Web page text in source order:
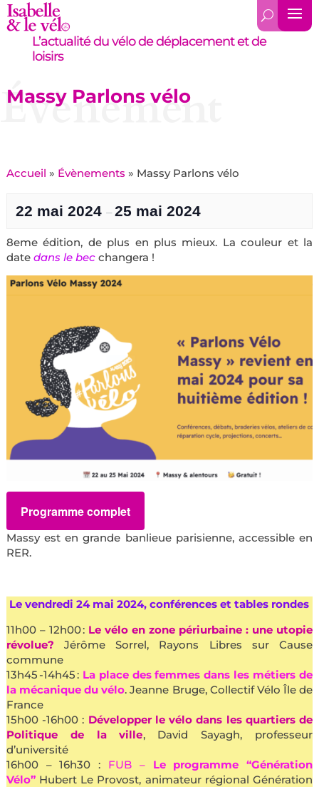
L’actualité du vélo de déplacement et de
loisirs
Massy Parlons vélo
Évènement
Accueil » Évènements » Massy Parlons vélo
22 mai 2024 – 25 mai 2024
8eme édition, de plus en plus mieux. La couleur et la
date dans le becchangera !
Programme complet
Massy est en grande banlieue parisienne, accessible en
RER.
Le vendredi 24 mai 2024, conférences et tables rondes
11h00 – 12h00 : Le vélo en zone périurbaine : une utopie
révolue? Jérôme Sorrel, Rayons Libres sur Cause
commune
13h45 -14h45 : La place des femmes dans les métiers de
la mécanique du vélo. Jeanne Bruge, Collectif Vélo Île de
France
15h00 -16h00 : Développer le vélo dans les quartiers de
Politique de la ville, David Sayagh, professeur
d’université
16h00 – 16h30 : FUB – Le programme “Génération
Vélo”Hubert Le Provost, animateur régional Génération